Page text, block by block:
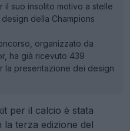
suo insolito motivo a stelle
della Champions
organizzato da
ha già ricevuto 439
la presentazione dei design
per il calcio è stata
terza edizione del